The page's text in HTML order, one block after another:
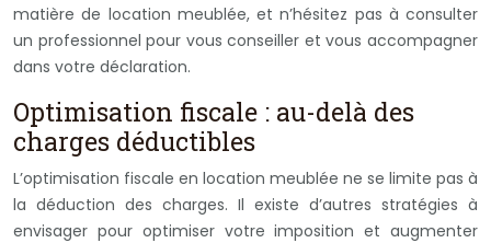
matière de location meublée, et n’hésitez pas à consulter
un professionnel pour vous conseiller et vous accompagner
dans votre déclaration.
Optimisation fiscale : au-delà des
charges déductibles
L’optimisation fiscale en location meublée ne se limite pas à
la déduction des charges. Il existe d’autres stratégies à
envisager pour optimiser votre imposition et augmenter